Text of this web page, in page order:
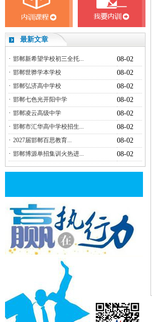
最新文章
· 邯郸新希望学校初三全托...
08-02
· 邯郸世骅学本学校
08-02
· 邯郸弘济高中学校
08-02
· 邯郸七色光开阳中学
08-02
· 邯郸凌云高级中学
08-02
· 邯郸市汇华高中学校招生...
08-02
· 2027届邯郸百思教育...
08-02
· 邯郸博源单招集训火热进... 08-02